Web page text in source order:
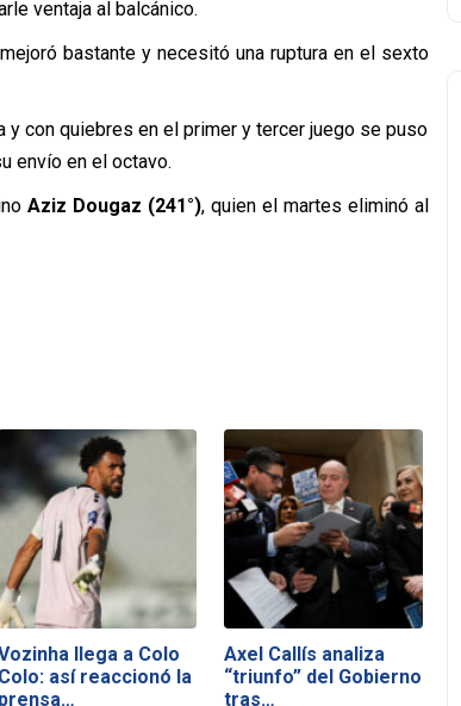
ventaja al balcánico.
bastante y necesitó una ruptura en el sexto
y con quiebres en el primer y tercer juego se puso
envío en el octavo.
Aziz Dougaz (241°), quien el martes eliminó al
llega a Colo
Colo: así reaccionó la
prensa…
Axel Callís analiza
“triunfo” del Gobierno
tras…